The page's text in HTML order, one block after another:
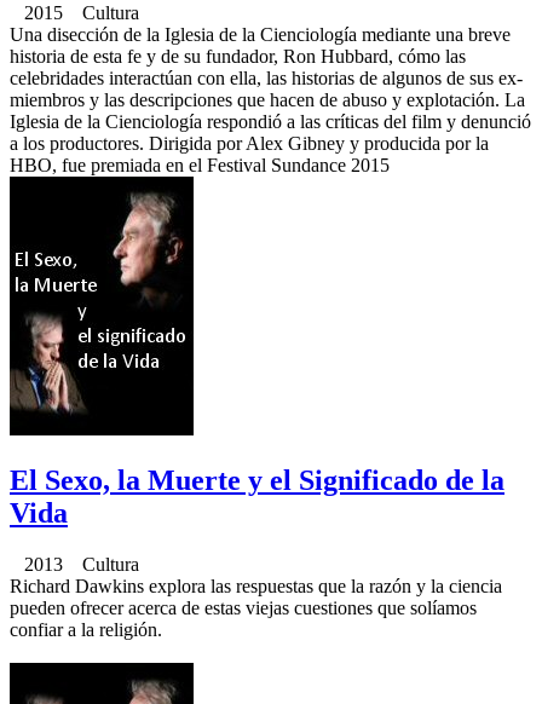
2015 Cultura
Una disección de la Iglesia de la Cienciología mediante una breve
historia de esta fe y de su fundador, Ron Hubbard, cómo las
celebridades interactúan con ella, las historias de algunos de sus ex-
miembros y las descripciones que hacen de abuso y explotación. La
Iglesia de la Cienciología respondió a las críticas del film y denunció
a los productores. Dirigida por Alex Gibney y producida por la
HBO, fue premiada en el Festival Sundance 2015
El Sexo, la Muerte y el Significado de la
Vida
2013 Cultura
Richard Dawkins explora las respuestas que la razón y la ciencia
pueden ofrecer acerca de estas viejas cuestiones que solíamos
confiar a la religión.